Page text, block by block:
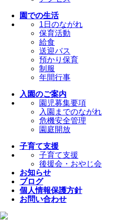
園での生活
1日のながれ
保育活動
給食
送迎バス
預かり保育
制服
年間行事
入園のご案内
園児募集要項
入園までのながれ
危機安全管理
園庭開放
子育て支援
子育て支援
後援会・おやじ会
お知らせ
ブログ
個人情報保護方針
お問い合わせ